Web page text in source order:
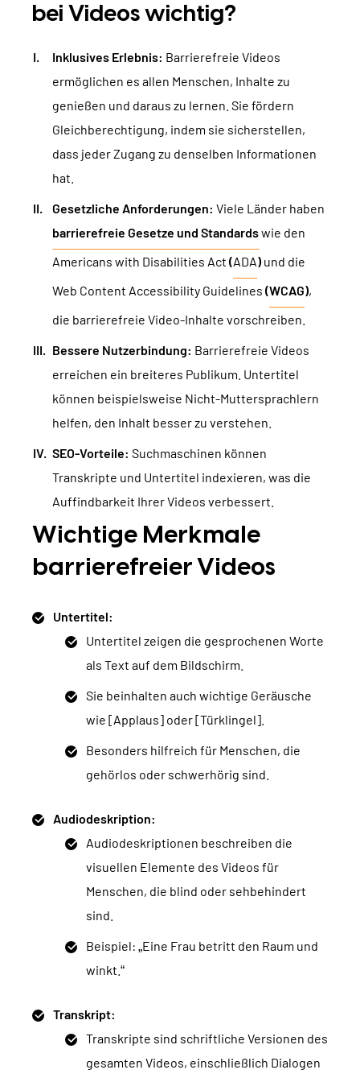
bei Videos wichtig?
Inklusives Erlebnis: Barrierefreie Videos
ermöglichen es allen Menschen, Inhalte zu
genießen und daraus zu lernen. Sie fördern
Gleichberechtigung, indem sie sicherstellen,
dass jeder Zugang zu denselben Informationen
hat.
Gesetzliche Anforderungen: Viele Länder haben
barrierefreie Gesetze und Standardswie den
Americans with Disabilities Act (ADA) und die
Web Content Accessibility Guidelines (WCAG),
die barrierefreie Video-Inhalte vorschreiben.
Bessere Nutzerbindung: Barrierefreie Videos
erreichen ein breiteres Publikum. Untertitel
können beispielsweise Nicht-Muttersprachlern
helfen, den Inhalt besser zu verstehen.
SEO-Vorteile: Suchmaschinen können
Transkripte und Untertitel indexieren, was die
Auffindbarkeit Ihrer Videos verbessert.
Wichtige Merkmale
barrierefreier Videos
Untertitel:
Untertitel zeigen die gesprochenen Worte
als Text auf dem Bildschirm.
Sie beinhalten auch wichtige Geräusche
wie [Applaus] oder [Türklingel].
Besonders hilfreich für Menschen, die
gehörlos oder schwerhörig sind.
Audiodeskription:
Audiodeskriptionen beschreiben die
visuellen Elemente des Videos für
Menschen, die blind oder sehbehindert
sind.
Beispiel: „Eine Frau betritt den Raum und
winkt.“
Transkript:
Transkripte sind schriftliche Versionen des
gesamten Videos, einschließlich Dialogen